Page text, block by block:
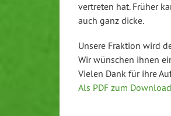
vertreten hat. Früher
auch ganz dicke.
Unsere Fraktion wird
Wir wünschen ihnen
Vielen Dank für ihre
Als PDF zum Download